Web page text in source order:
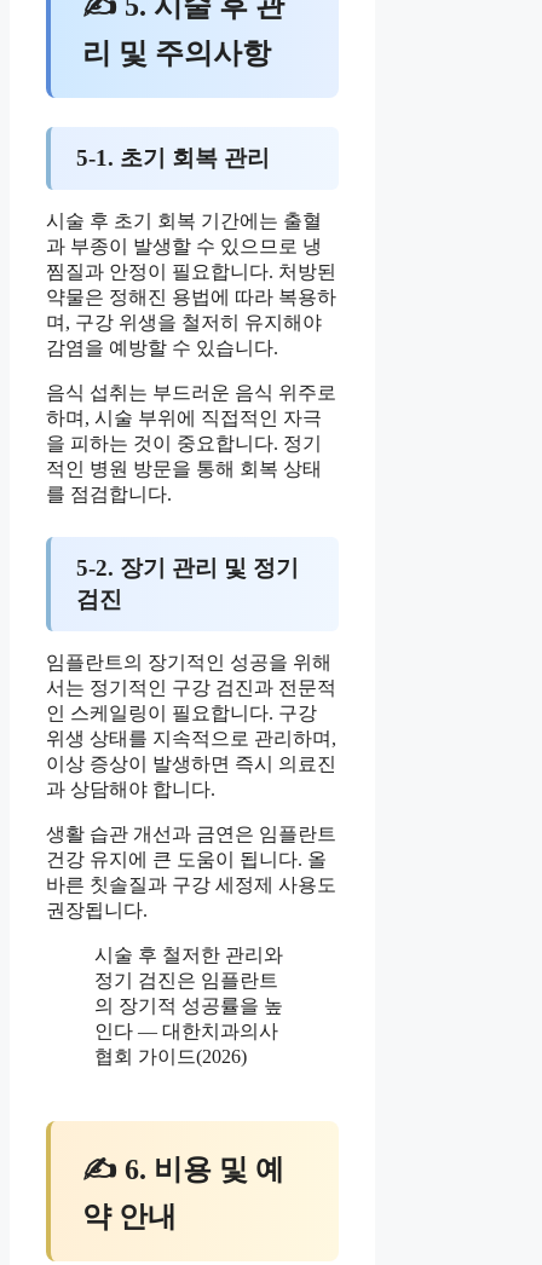
리 및 주의사항
5-1. 초기 회복 관리
시술 후 초기 회복 기간에는 출혈
과 부종이 발생할 수 있으므로 냉
찜질과 안정이 필요합니다. 처방된
약물은 정해진 용법에 따라 복용하
며, 구강 위생을 철저히 유지해야
감염을 예방할 수 있습니다.
음식 섭취는 부드러운 음식 위주로
하며, 시술 부위에 직접적인 자극
을 피하는 것이 중요합니다. 정기
적인 병원 방문을 통해 회복 상태
를 점검합니다.
5-2. 장기 관리 및 정기
검진
임플란트의 장기적인 성공을 위해
서는 정기적인 구강 검진과 전문적
인 스케일링이 필요합니다. 구강
위생 상태를 지속적으로 관리하며,
이상 증상이 발생하면 즉시 의료진
과 상담해야 합니다.
생활 습관 개선과 금연은 임플란트
건강 유지에 큰 도움이 됩니다. 올
바른 칫솔질과 구강 세정제 사용도
권장됩니다.
시술 후 철저한 관리와
정기 검진은 임플란트
의 장기적 성공률을 높
인다 — 대한치과의사
협회 가이드(2026)
✍ 6. 비용 및 예
약 안내